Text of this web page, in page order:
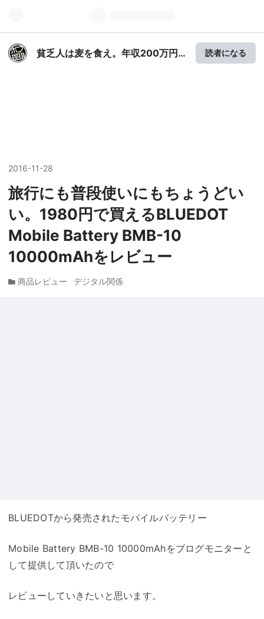
貧乏人は麦を食え。年収200万円
読者になる
2016-11-28
旅行にも普段使いにもちょうどい
い。1980円で買えるBLUEDOT
Mobile Battery BMB-10
10000mAhをレビュー
商品レビュー デジタル関係
BLUEDOTから発売されたモバイルバッテリー
Mobile Battery BMB-10 10000mAhをブログモニターと
して提供して頂いたので
レビューしていきたいと思います。